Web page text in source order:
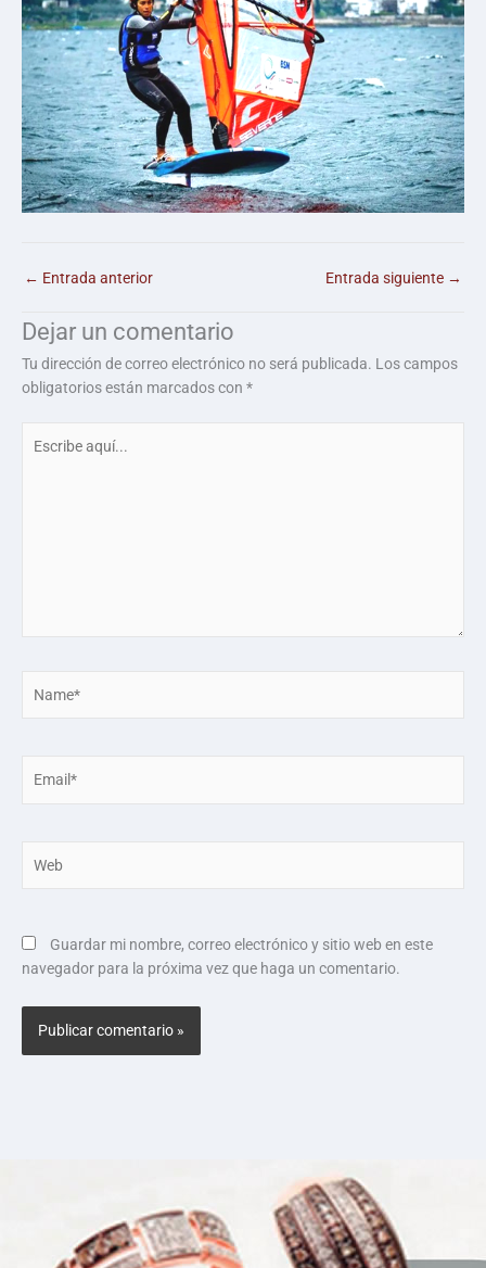
← Entrada anterior Entrada siguiente →
Dejar un comentario
Tu dirección de correo electrónico no será publicada. Los campos
obligatorios están marcados con *
aquí...
Guardar mi nombre, correo electrónico y sitio web en este
navegador para la próxima vez que haga un comentario.